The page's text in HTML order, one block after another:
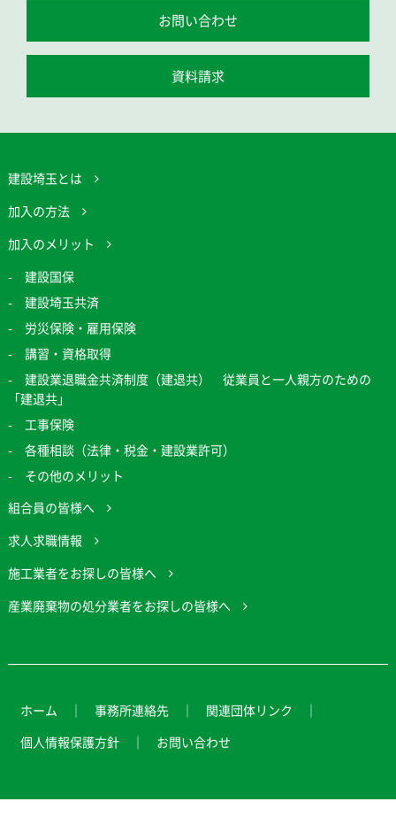
お問い合わせ
資料請求
建設埼玉とは
加入の方法
加入のメリット
建設国保
建設埼玉共済
労災保険・雇用保険
講習・資格取得
建設業退職金共済制度（建退共） 従業員と一人親方のための
「建退共」
工事保険
各種相談（法律・税金・建設業許可）
その他のメリット
組合員の皆様へ
求人求職情報
施工業者をお探しの皆様へ
産業廃棄物の処分業者をお探しの皆様へ
ホーム 事務所連絡先
関連団体リンク
個人情報保護方針
お問い合わせ